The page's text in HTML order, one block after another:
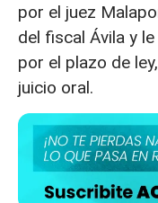
por el juez
del fiscal Ávila y
por el plazo de
juicio oral.